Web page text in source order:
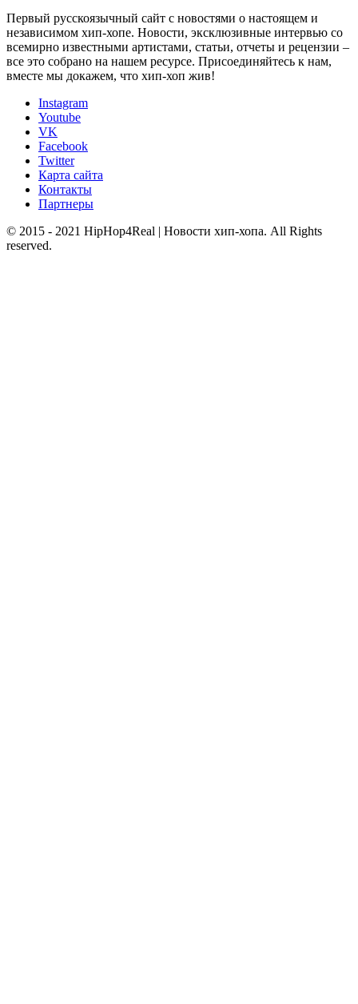
Первый русскоязычный сайт с новостями о настоящем и
независимом хип-хопе. Новости, эксклюзивные интервью со
всемирно известными артистами, статьи, отчеты и рецензии –
все это собрано на нашем ресурсе. Присоединяйтесь к нам,
вместе мы докажем, что хип-хоп жив!
Instagram
Youtube
VK
Facebook
Twitter
Карта сайта
Контакты
Партнеры
© 2015 - 2021 HipHop4Real | Новости хип-хопа. All Rights
reserved.